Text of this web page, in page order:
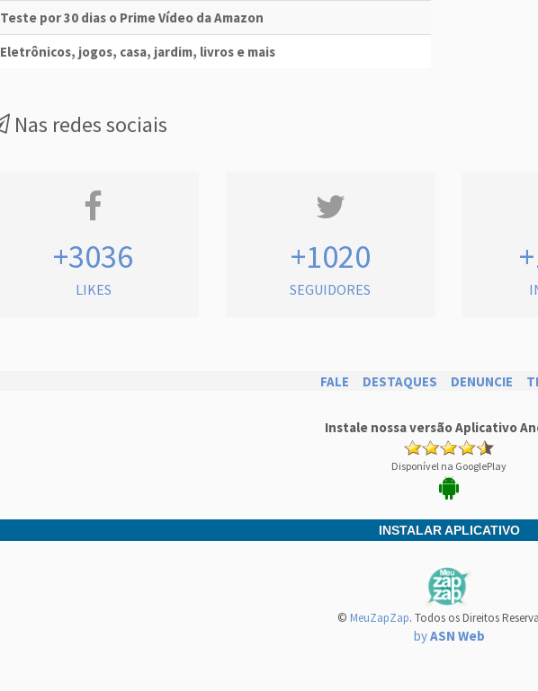
Teste por 30 dias o Prime Vídeo da Amazon
Eletrônicos, jogos, casa, jardim, livros e mais
Nas redes sociais
+3036
LIKES
+1020
SEGUIDORES
FALE DESTAQUES DENUNCIE
Instale nossa versão Aplicativo
Disponível na GooglePlay
INSTALAR APLICATIVO
© MeuZapZap. Todos os Direitos
byASN Web